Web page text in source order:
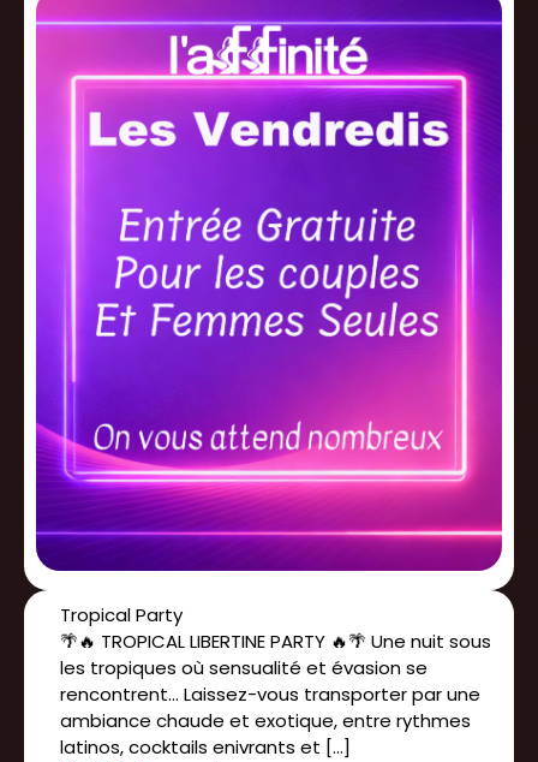
Tropical Party
🌴🔥 TROPICAL LIBERTINE PARTY 🔥🌴 Une nuit sous
les tropiques où sensualité et évasion se
rencontrent... Laissez-vous transporter par une
ambiance chaude et exotique, entre rythmes
latinos, cocktails enivrants et […]